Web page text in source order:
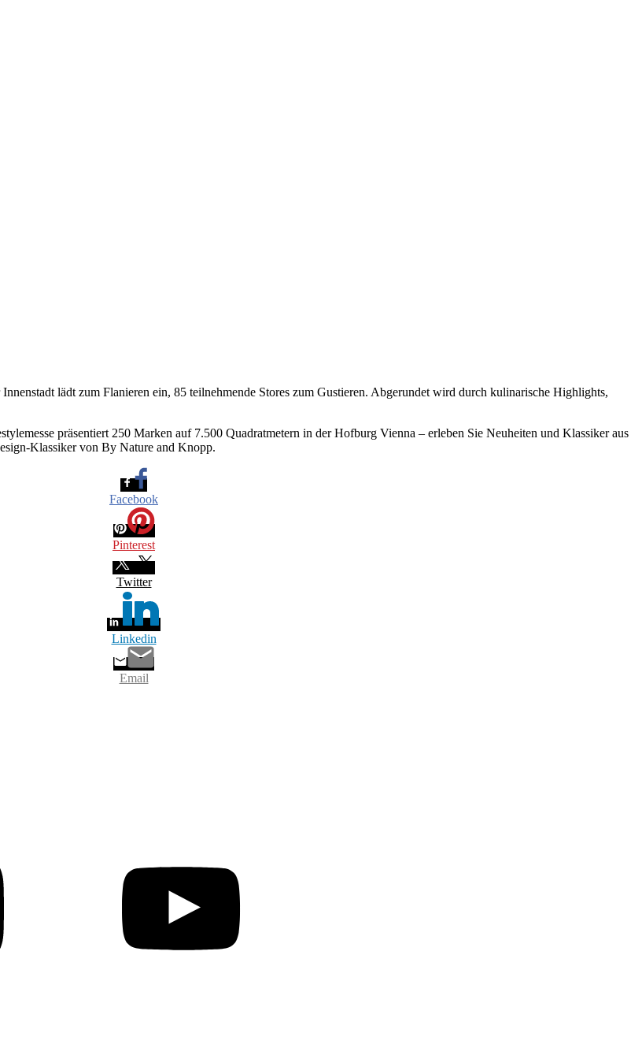
lädt zum Flanieren ein, 85 teilnehmende Stores zum Gustieren. Abgerundet wird durch kulinarische Highlights,
präsentiert 250 Marken auf 7.500 Quadratmetern in der Hofburg Vienna – erleben Sie Neuheiten und Klassiker aus
Klassiker von By Nature and Knopp.
Facebook
Pinterest
Twitter
Linkedin
Email